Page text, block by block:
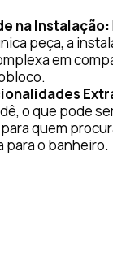
na Instalação:
peça, a
em
o que pode
quem
para o banheiro.